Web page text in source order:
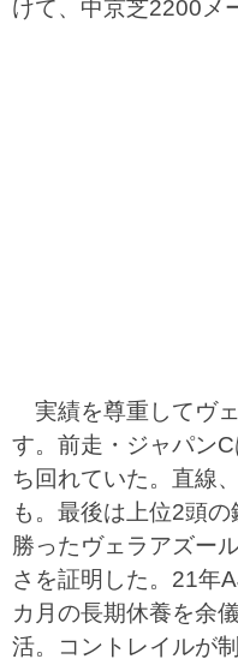
けて、中京芝2200メ
実績を尊重してヴ
す。前走・ジャパン
ち回れていた。直線
も。最後は上位2頭の
勝ったヴェラアズー
さを証明した。21年
カ月の長期休養を余
活。コントレイルが